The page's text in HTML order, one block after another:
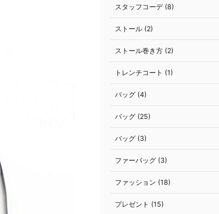
スタッフコーデ (8)
ストール (2)
ストール巻き方 (2)
トレンチコート (1)
バッグ (4)
バッグ (25)
バッグ (3)
ファーバッグ (3)
ファッション (18)
プレゼント (15)